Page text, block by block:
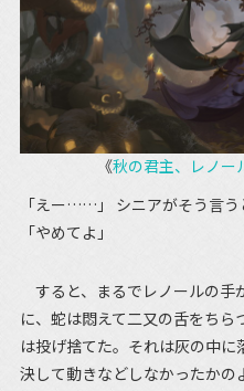
《秋の君主、レノー
「えー……」 シニアがそう言う
「やめてよ」
すると、まるでレノールの手
に、蛇は悶えて二又の舌をち
は投げ捨てた。それは灰の中に
決して動きなどしなかったかの